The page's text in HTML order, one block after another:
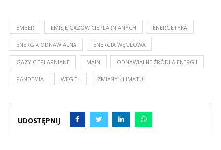
EMBER EMISJE GAZÓW CIEPLARNIANYCH ENERGETYKA
ENERGIA ODNAWIALNA ENERGIA WĘGLOWA
GAZY CIEPLARNIANE MAIN ODNAWIALNE ŹRÓDŁA ENERGII
PANDEMIA WĘGIEL ZMIANY KLIMATU
UDOSTĘPNIJ